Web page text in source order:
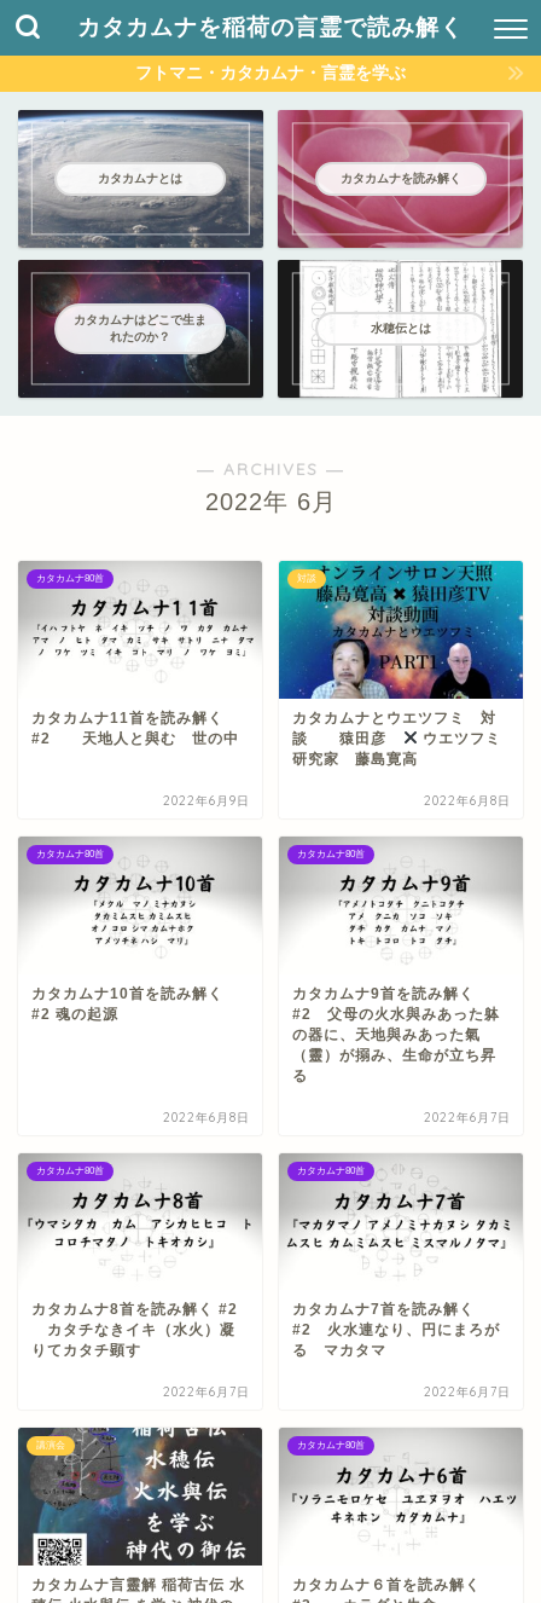
カタカムナを稲荷の言霊で読み解く
フトマニ・カタカムナ・言霊を学ぶ
カタカムナとは カタカムナを読み解く
カタカムナはどこで生ま
れたのか？
水穂伝とは
― ARCHIVES ―
2022年 6月
カタカムナ80首
カタカムナ11首を読み解く
#2 天地人と與む 世の中
2022年6月9日
対談
カタカムナとウエツフミ 対
談 猿田彦
ウエツフミ
研究家 藤島寛高
2022年6月8日
カタカムナ80首
カタカムナ10首を読み解く
#2 魂の起源
2022年6月8日
カタカムナ80首
カタカムナ9首を読み解く
#2 父母の火水與みあった躰
の器に、天地與みあった氣
（靈）が搦み、生命が立ち昇
る
2022年6月7日
カタカムナ80首
カタカムナ8首を読み解く #2
カタチなきイキ（水火）凝
りてカタチ顕す
2022年6月7日
カタカムナ80首
カタカムナ7首を読み解く
#2 火水連なり、円にまろが
る マカタマ
2022年6月7日
講演会
カタカムナ言靈解 稲荷古伝 水
カタカムナ80首
カタカムナ６首を読み解く